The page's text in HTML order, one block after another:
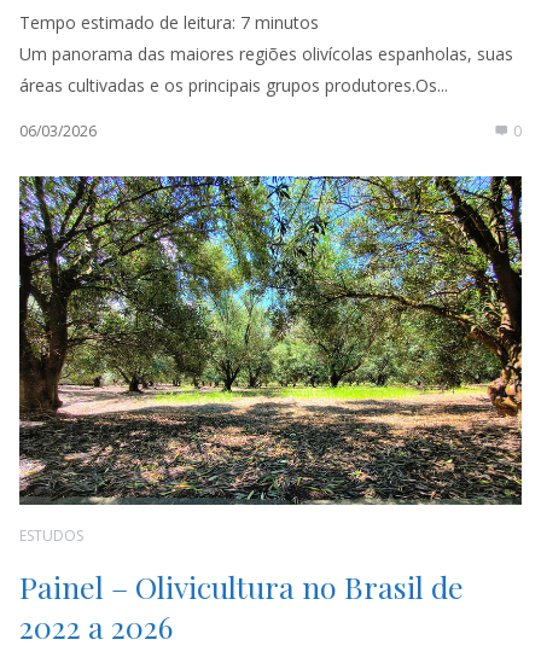
Tempo estimado de leitura: 7 minutos
Um panorama das maiores regiões olivícolas espanholas, suas
áreas cultivadas e os principais grupos produtores.Os...
06/03/2026 0
ESTUDOS
Painel – Olivicultura no Brasil de
2022 a 2026